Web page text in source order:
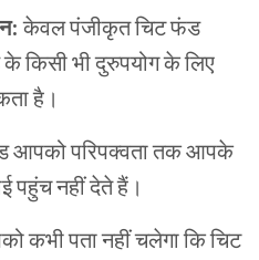
केवल पंजीकृत चिट फंड
किसी भी दुरुपयोग के लिए
है।
आपको परिपक्वता तक आपके
पहुंच नहीं देते हैं।
कभी पता नहीं चलेगा कि चिट